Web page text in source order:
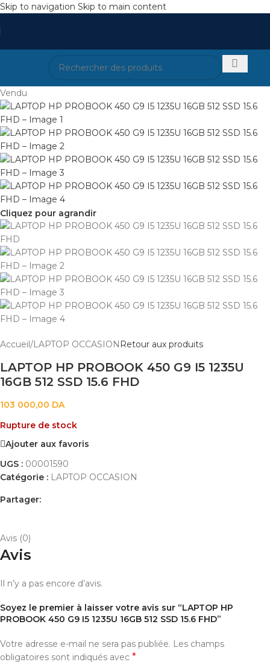
Skip to navigation Skip to main content
Vendu
Cliquez pour agrandir
Accueil/LAPTOP OCCASION Retour aux produits
LAPTOP HP PROBOOK 450 G9 I5 1235U
16GB 512 SSD 15.6 FHD
103 000,00 DA
Rupture de stock
Ajouter aux favoris
UGS : 00001590
Catégorie : LAPTOP OCCASION
Partager:
Avis (0)
Avis
Il n’y a pas encore d’avis.
Soyez le premier à laisser votre avis sur “LAPTOP HP
PROBOOK 450 G9 I5 1235U 16GB 512 SSD 15.6 FHD”
Votre adresse e-mail ne sera pas publiée. Les champs
obligatoires sont indiqués avec *